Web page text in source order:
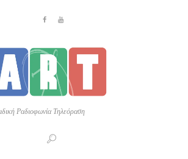
Ραδιοφωνία Τηλεόραση